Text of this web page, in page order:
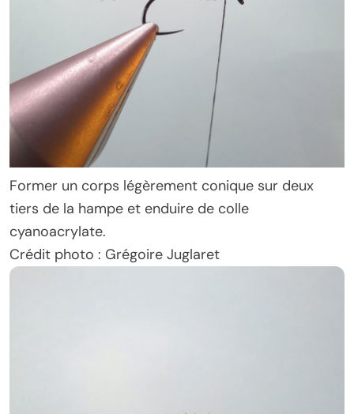
Former un corps légèrement conique sur deux
tiers de la hampe et enduire de colle
cyanoacrylate.
Crédit photo : Grégoire Juglaret